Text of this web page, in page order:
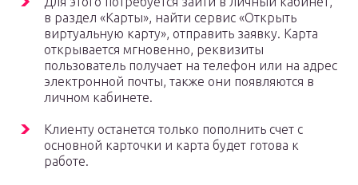
в раздел «Карты», найти сервис «Открыть
виртуальную карту», отправить заявку. Карта
открывается мгновенно, реквизиты
пользователь получает на телефон или на адрес
электронной почты, также они появляются в
личном кабинете.
Клиенту останется только пополнить счет с
основной карточки и карта будет готова к
работе.